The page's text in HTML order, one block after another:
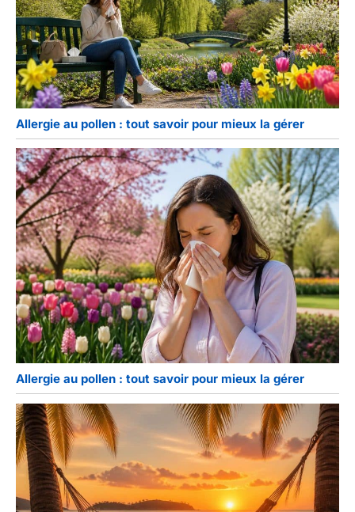
Allergie au pollen : tout savoir pour mieux la gérer
Allergie au pollen : tout savoir pour mieux la gérer